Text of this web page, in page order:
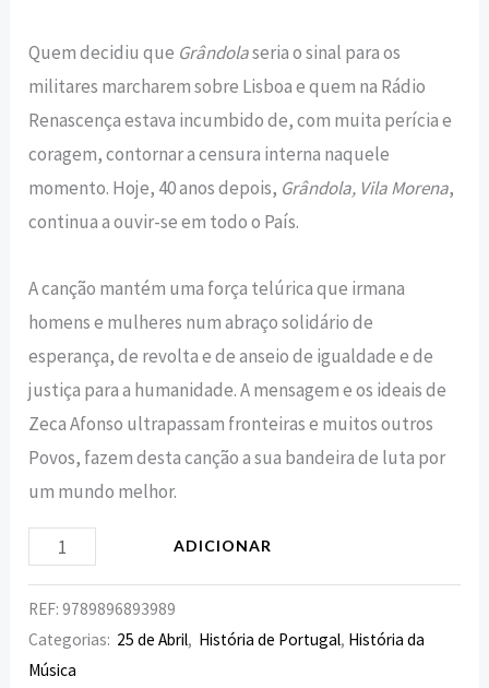
Quem decidiu que Grândolaseria o sinal para os
militares marcharem sobre Lisboa e quem na Rádio
Renascença estava incumbido de, com muita perícia e
coragem, contornar a censura interna naquele
momento. Hoje, 40 anos depois, Grândola, Vila Morena,
continua a ouvir-se em todo o País.
A canção mantém uma força telúrica que irmana
homens e mulheres num abraço solidário de
esperança, de revolta e de anseio de igualdade e de
justiça para a humanidade. A mensagem e os ideais de
Zeca Afonso ultrapassam fronteiras e muitos outros
Povos, fazem desta canção a sua bandeira de luta por
um mundo melhor.
ADICIONAR
REF:9789896893989
Categorias: 25 de Abril, História de Portugal, História da
Música